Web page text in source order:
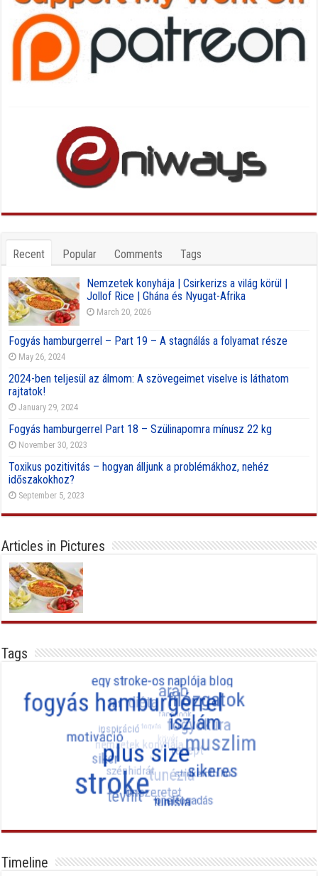
Recent Popular Comments Tags
Nemzetek konyhája | Csirkerizs a világ körül |
Jollof Rice | Ghána és Nyugat-Afrika
March 20, 2026
Fogyás hamburgerrel – Part 19 – A stagnálás a folyamat része
May 26, 2024
2024-ben teljesül az álmom: A szövegeimet viselve is láthatom
rajtatok!
January 29, 2024
Fogyás hamburgerrel Part 18 – Szülinapomra mínusz 22 kg
November 30, 2023
Toxikus pozitivitás – hogyan álljunk a problémákhoz, nehéz
időszakokhoz?
September 5, 2023
Articles in Pictures
Tags
Timeline